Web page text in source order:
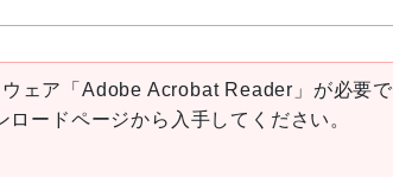
ェア「Adobe Acrobat Reader」が必要で
ードページから入手してください。